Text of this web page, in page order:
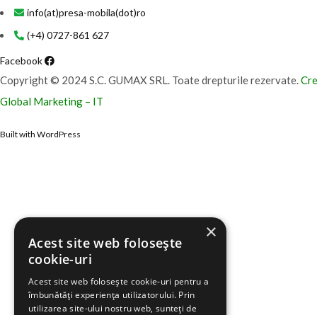
info(at)presa-mobila(dot)ro
(+4) 0727-861 627
Facebook
Copyright © 2024 S.C. GUMAX SRL. Toate drepturile rezervate.
Global Marketing – IT
Built with WordPress
×
Acest site web folosește
cookie-uri
Acest site web folosește cookie-uri pentru a
îmbunătăți experiența utilizatorului. Prin
utilizarea site-ului nostru web, sunteți de